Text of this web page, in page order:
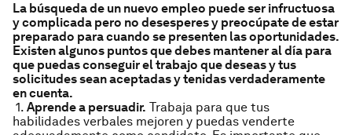
La búsqueda de un nuevo empleo puede ser infructuosa
y complicada pero no desesperes y preocúpate de estar
preparado para cuando se presenten las oportunidades.
Existen algunos puntos que debes mantener al día para
que puedas conseguir el trabajo que deseas y tus
solicitudes sean aceptadas y tenidas verdaderamente
en cuenta.
1. Aprende a persuadir. Trabaja para que tus
habilidades verbales mejoren y puedas venderte